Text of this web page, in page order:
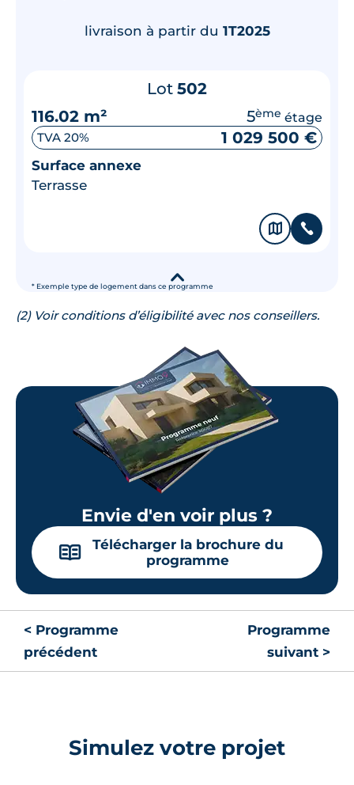
* Exemple type de logement dans ce programme
livraison à partir du 1T2025
Lot 502
116.02 m²
5ème étage
TVA 20% 1 029 500 €
Surface annexe
Terrasse
🗞 📞
▾
(2) Voir conditions d’éligibilité avec nos conseillers.
Envie d'en voir plus ?
📖
Télécharger la brochure du
programme
< Programme
précédent
Programme
suivant >
Simulez votre projet